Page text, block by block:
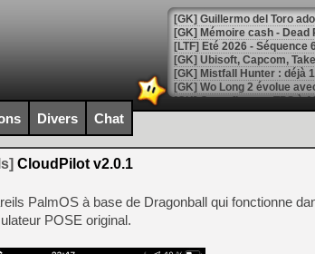
[LTF] Eté 2026 - Séquence
[GK] Mistfall Hunter : déjà
[GK] Wo Long 2 évolue
[GK] Crossfire : un TPS à
[LS] [PS5] Premiers
[Mo5] DOOM arrive en
[GK] Bethesda fête les 30
[GK] Roblox : l'action en
Divers Chat
CloudPilot v2.0.1
PalmOS à base de Dragonball qui fonctionne
POSE original.